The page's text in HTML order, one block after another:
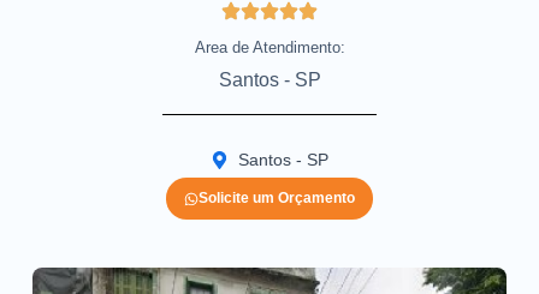
Area de Atendimento:
Santos - SP
Santos - SP
Solicite um Orçamento